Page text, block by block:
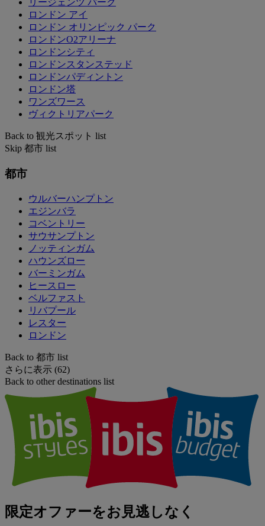
リージェンツ パーク
ロンドン アイ
ロンドン オリンピック パーク
ロンドンO2アリーナ
ロンドンシティ
ロンドンスタンステッド
ロンドンパディントン
ロンドン塔
ワンズワース
ヴィクトリアパーク
Back to 観光スポット list
Skip 都市 list
都市
ウルバーハンプトン
エジンバラ
コベントリー
サウサンプトン
ノッティンガム
ハウンズロー
バーミンガム
ヒースロー
ベルファスト
リバプール
レスター
ロンドン
Back to 都市 list
さらに表示 (62)
Back to other destinations list
限定オファーをお見逃しなく